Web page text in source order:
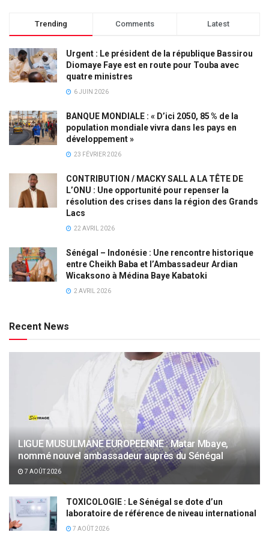
Trending Comments Latest
Urgent : Le président de la république Bassirou
Diomaye Faye est en route pour Touba avec
quatre ministres
6 JUIN 2026
BANQUE MONDIALE : « D’ici 2050, 85 % de la
population mondiale vivra dans les pays en
développement »
23 FÉVRIER 2026
CONTRIBUTION / MACKY SALL A LA TÊTE DE
L’ONU : Une opportunité pour repenser la
résolution des crises dans la région des Grands
Lacs
22 AVRIL 2026
Sénégal – Indonésie : Une rencontre historique
entre Cheikh Baba et l’Ambassadeur Ardian
Wicaksono à Médina Baye Kabatoki
2 AVRIL 2026
Recent News
LIGUE MUSULMANE EUROPEENNE : Matar Mbaye,
nommé nouvel ambassadeur auprès du Sénégal
7 AOÛT 2026
TOXICOLOGIE : Le Sénégal se dote d’un
laboratoire de référence de niveau international
7 AOÛT 2026